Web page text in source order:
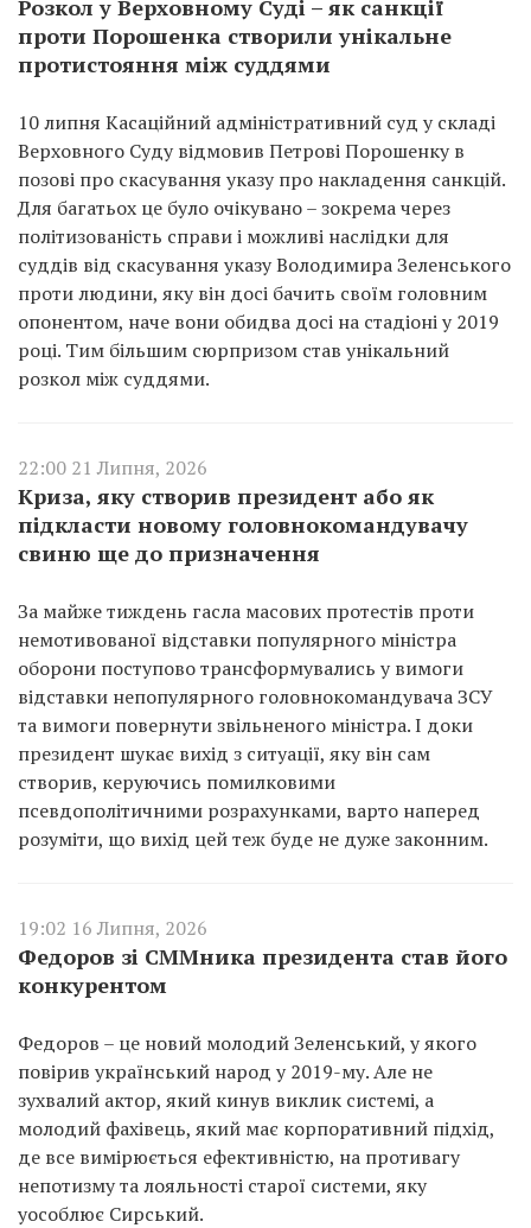
Розкол у Верховному Суді – як санкції
проти Порошенка створили унікальне
протистояння між суддями
10 липня Касаційний адміністративний суд у складі
Верховного Суду відмовив Петрові Порошенку в
позові про скасування указу про накладення санкцій.
Для багатьох це було очікувано – зокрема через
політизованість справи і можливі наслідки для
суддів від скасування указу Володимира Зеленського
проти людини, яку він досі бачить своїм головним
опонентом, наче вони обидва досі на стадіоні у 2019
році. Тим більшим сюрпризом став унікальний
розкол між суддями.
22:00 21 Липня, 2026
Криза, яку створив президент або як
підкласти новому головнокомандувачу
свиню ще до призначення
За майже тиждень гасла масових протестів проти
немотивованої відставки популярного міністра
оборони поступово трансформувались у вимоги
відставки непопулярного головнокомандувача ЗСУ
та вимоги повернути звільненого міністра. І доки
президент шукає вихід з ситуації, яку він сам
створив, керуючись помилковими
псевдополітичними розрахунками, варто наперед
розуміти, що вихід цей теж буде не дуже законним.
19:02 16 Липня, 2026
Федоров зі СММника президента став його
конкурентом
Федоров – це новий молодий Зеленський, у якого
повірив український народ у 2019-му. Але не
зухвалий актор, який кинув виклик системі, а
молодий фахівець, який має корпоративний підхід,
де все вимірюється ефективністю, на противагу
непотизму та лояльності старої системи, яку
уособлює Сирський.